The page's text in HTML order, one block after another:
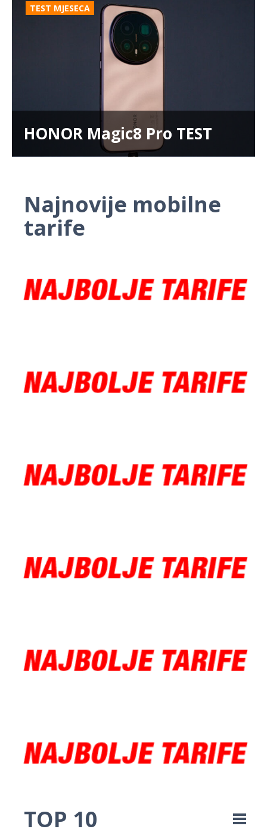
TEST MJESECA
HONOR Magic8 Pro TEST
Najnovije mobilne
tarife
TOP 10